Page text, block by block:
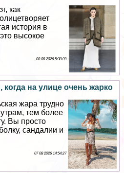
как
история в
высокое
08 08 2026 5:30:39
когда на улице очень жарко
жара трудно
тем более
Вы просто
сандалии и
07 08 2026 14:54:27